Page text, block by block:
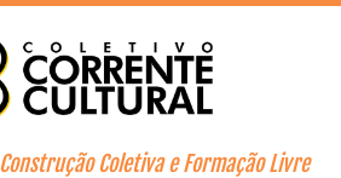
Coletiva e Formação Livre